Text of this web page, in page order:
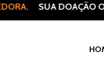
SUA DOAÇÃO